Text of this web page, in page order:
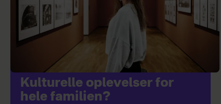
Kulturelle oplevelser for
hele familien?